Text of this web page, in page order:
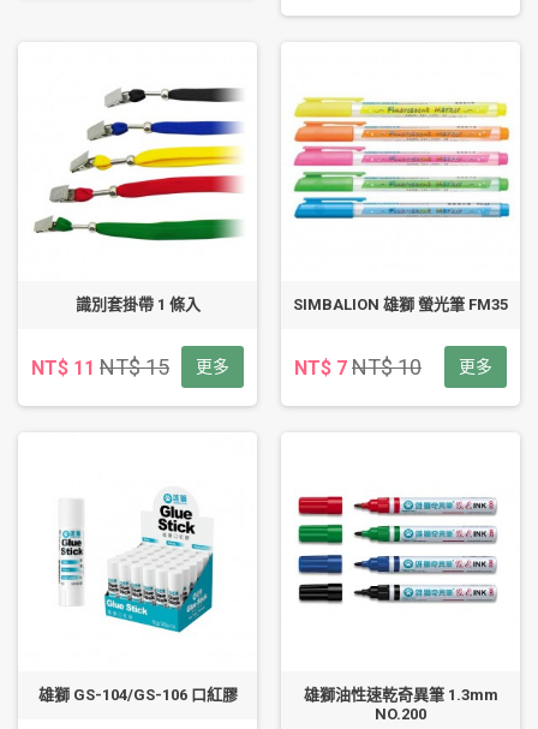
識別套掛帶 1 條入
NT$ 11 NT$ 15 更多
SIMBALION 雄獅 螢光筆 FM35
NT$ 7 NT$ 10 更多
雄獅 GS-104/GS-106 口紅膠
雄獅油性速乾奇異筆 1.3mm
NO.200